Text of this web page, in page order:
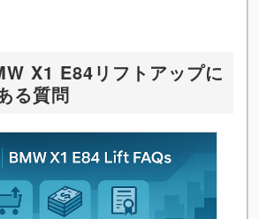
X1 E84リフトアップに
る質問